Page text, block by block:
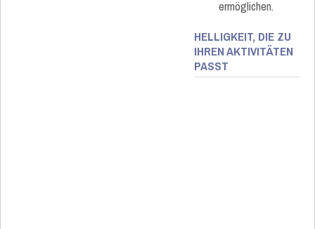
ermöglichen.
HELLIGKEIT, DIE ZU
IHREN AKTIVITÄTEN
PASST